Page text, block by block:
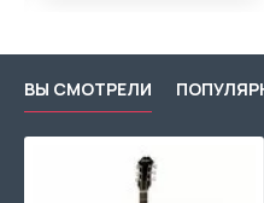
ВЫ СМОТРЕЛИ